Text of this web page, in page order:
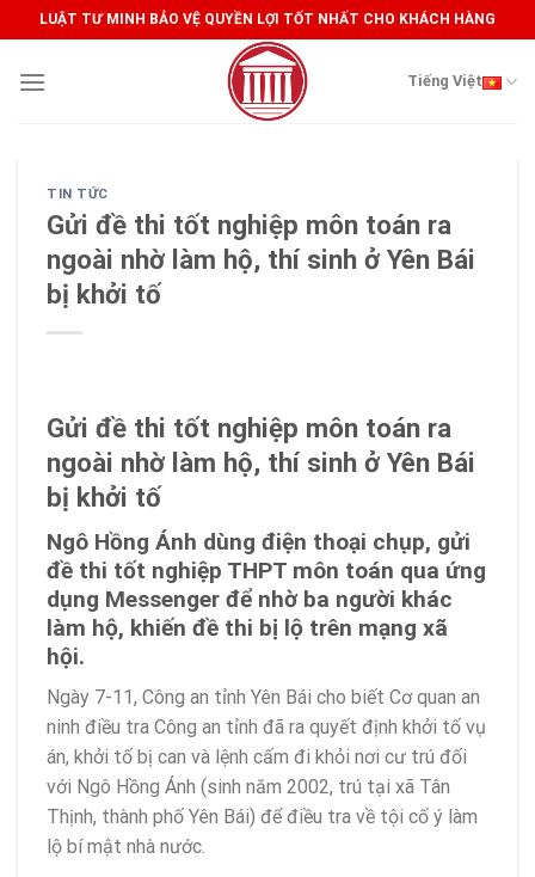
to
content
LUẬT TƯ MINH BẢO VỆ QUYỀN LỢI TỐT NHẤT CHO KHÁCH HÀNG
Tiếng Việt
TIN TỨC
Gửi đề thi tốt nghiệp môn toán ra
ngoài nhờ làm hộ, thí sinh ở Yên Bái
bị khởi tố
Gửi đề thi tốt nghiệp môn toán ra
ngoài nhờ làm hộ, thí sinh ở Yên Bái
bị khởi tố
Ngô Hồng Ánh dùng điện thoại chụp, gửi
đề thi tốt nghiệp THPT môn toán qua ứng
dụng Messenger để nhờ ba người khác
làm hộ, khiến đề thi bị lộ trên mạng xã
hội.
Ngày 7-11, Công an tỉnh Yên Bái cho biết Cơ quan an
ninh điều tra Công an tỉnh đã ra quyết định khởi tố vụ
án, khởi tố bị can và lệnh cấm đi khỏi nơi cư trú đối
với Ngô Hồng Ánh (sinh năm 2002, trú tại xã Tân
Thịnh, thành phố Yên Bái) để điều tra về tội cố ý làm
lộ bí mật nhà nước.